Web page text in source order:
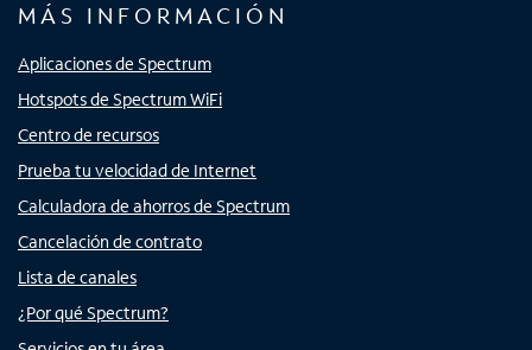
MÁS INFORMACIÓN
Aplicaciones de Spectrum
Hotspots de Spectrum WiFi
Centro de recursos
Prueba tu velocidad de Internet
Calculadora de ahorros de Spectrum
Cancelación de contrato
Lista de canales
¿Por qué Spectrum?